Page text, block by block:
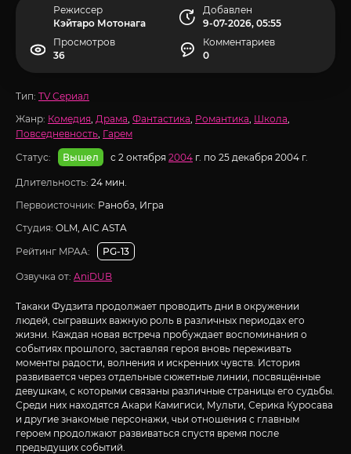
Режиссер
Кэйтаро Мотонага
Добавлен
9-07-2026, 05:55
Просмотров
36
Комментариев
0
Тип: TV Сериал
Жанр: Комедия, Драма, Фантастика, Романтика, Школа,
Повседневность, Гарем
Статус:
Вышел с 2 октября 2004 г. по 25 декабря 2004 г.
Длительность: 24 мин.
Первоисточник: Ранобэ, Игра
Студия: OLM, AIC ASTA
Рейтинг MPAA:
PG-13
Озвучка от: AniDUB
Такаки Фудзита продолжает проводить дни в окружении
людей, сыгравших важную роль в различных периодах его
жизни. Каждая новая встреча пробуждает воспоминания о
событиях прошлого, заставляя героя вновь переживать
моменты радости, волнения и искренних чувств. История
развивается через отдельные сюжетные линии, посвящённые
девушкам, с которыми связаны различные страницы его судьбы.
Среди них находятся Акари Камигиси, Мульти, Серика Куросава
и другие знакомые персонажи, чьи отношения с главным
героем продолжают развиваться спустя время после
предыдущих событий.